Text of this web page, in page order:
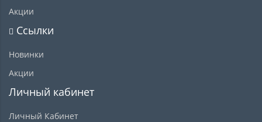
Акции
Ссылки
Новинки
Акции
Личный кабинет
Личный Кабинет